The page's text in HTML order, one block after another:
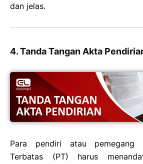
dan jelas.
4. Tanda Tangan Akta
Para pendiri atau pemegang
Terbatas (PT) harus